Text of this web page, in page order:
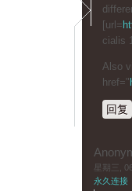
[url=
cialis
Also
href="
回复
星期三,
永久连接